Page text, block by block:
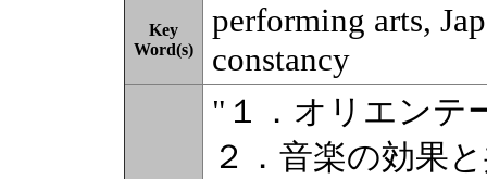
Key
Word(s)
performing arts,
constancy
"１．オリエンテ
２．音楽の効果